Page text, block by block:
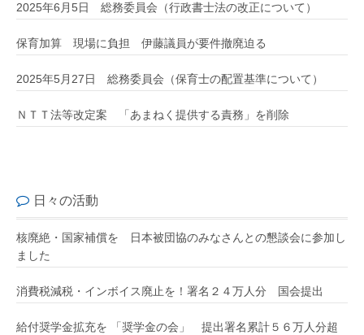
2025年6月5日 総務委員会（行政書士法の改正について）
保育加算 現場に負担 伊藤議員が要件撤廃迫る
2025年5月27日 総務委員会（保育士の配置基準について）
ＮＴＴ法等改定案 「あまねく提供する責務」を削除
日々の活動
核廃絶・国家補償を 日本被団協のみなさんとの懇談会に参加し
ました
消費税減税・インボイス廃止を！署名２４万人分 国会提出
給付奨学金拡充を 「奨学金の会」 提出署名累計５６万人分超